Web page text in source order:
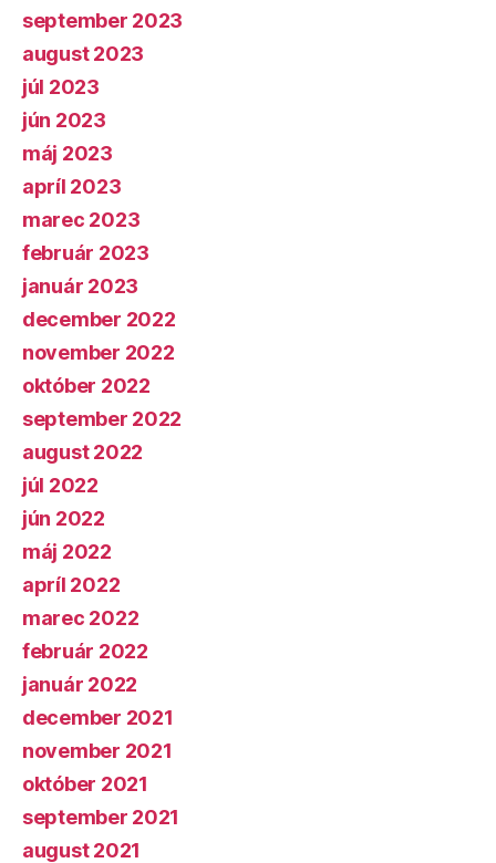
september 2023
august 2023
júl 2023
jún 2023
máj 2023
apríl 2023
marec 2023
február 2023
január 2023
december 2022
november 2022
október 2022
september 2022
august 2022
júl 2022
jún 2022
máj 2022
apríl 2022
marec 2022
február 2022
január 2022
december 2021
november 2021
október 2021
september 2021
august 2021